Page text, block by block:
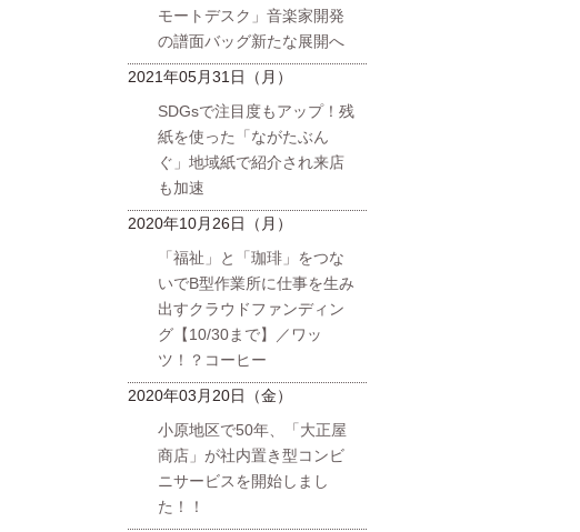
モートデスク」音楽家開発
の譜面バッグ新たな展開へ
2021年05月31日（月）
SDGsで注目度もアップ！残
紙を使った「ながたぶん
ぐ」地域紙で紹介され来店
も加速
2020年10月26日（月）
「福祉」と「珈琲」をつな
いでB型作業所に仕事を生み
出すクラウドファンディン
グ【10/30まで】／ワッ
ツ！？コーヒー
2020年03月20日（金）
小原地区で50年、「大正屋
商店」が社内置き型コンビ
ニサービスを開始しまし
た！！